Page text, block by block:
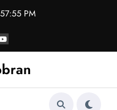
PM